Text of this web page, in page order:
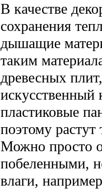
В качестве
сохранения
дышащие
таким
древесных
пластиковые
поэтому
Можно просто
побеленными,
влаги,